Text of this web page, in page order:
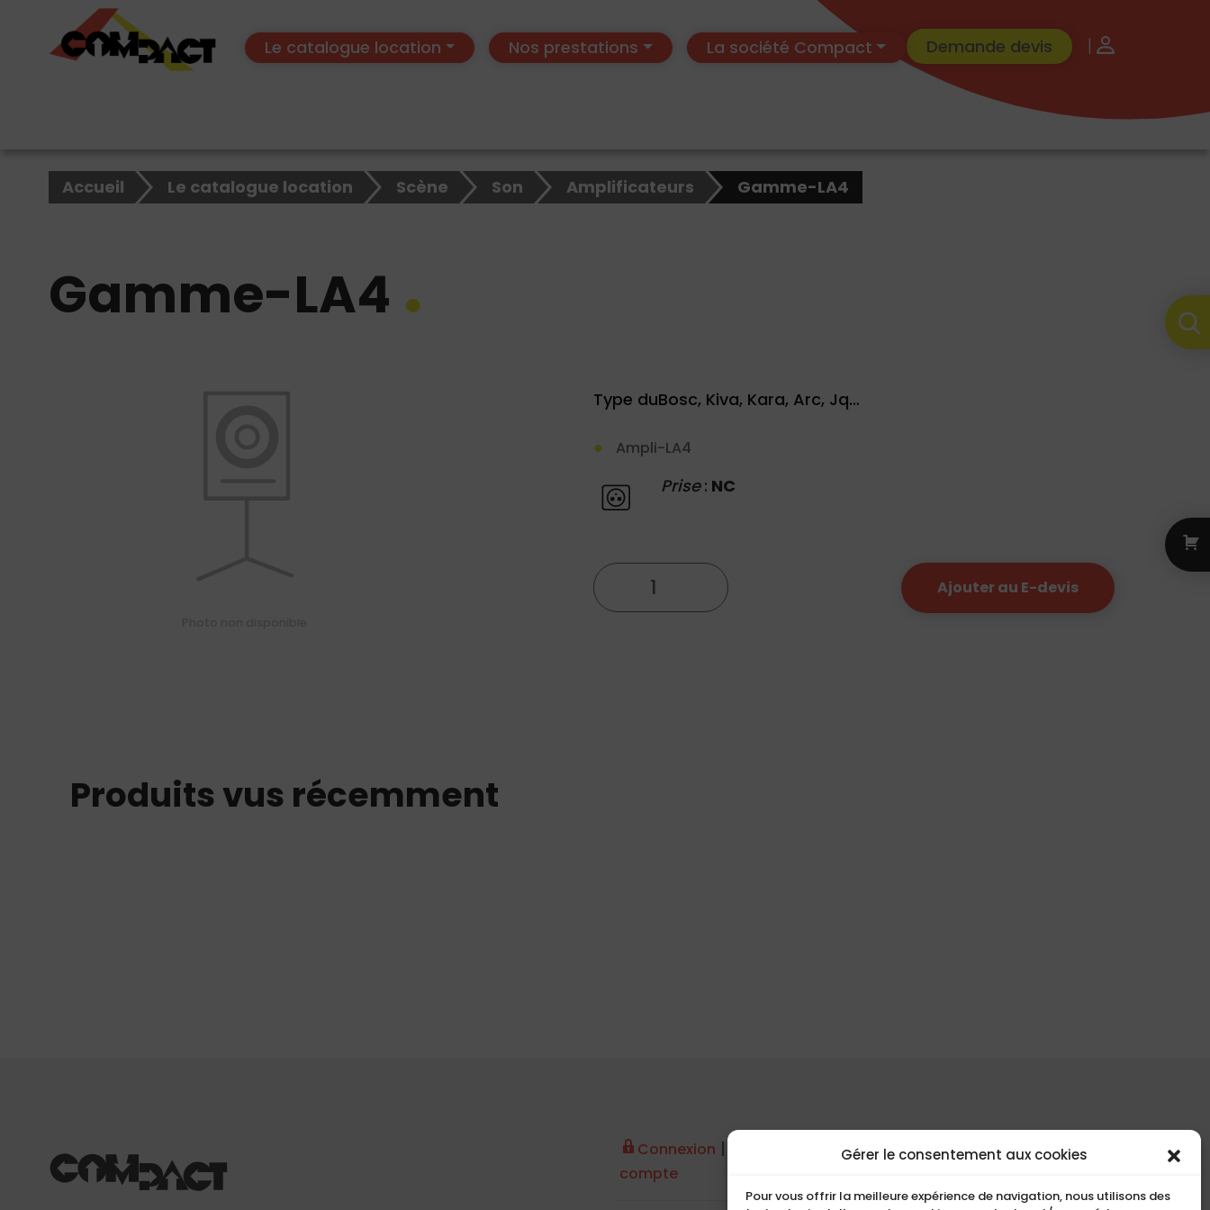
Gérer le consentement aux cookies
Pour vous offrir la meilleure expérience de navigation, nous utilisons des
Le catalogue location Nos prestations La société Compact Demande devis |
Accueil Le catalogue location Scène Son Amplificateurs Gamme-LA4
Gamme-LA4
Type duBosc, Kiva, Kara, Arc, Jq…
Ampli-LA4
Prise: NC
quantité
de
Gamme-
Ajouter au E-devis
Produits vus récemment
Connexion |
compte
COMPACT
5, Rue Ambroise Croizat
×
Rechercher
sur